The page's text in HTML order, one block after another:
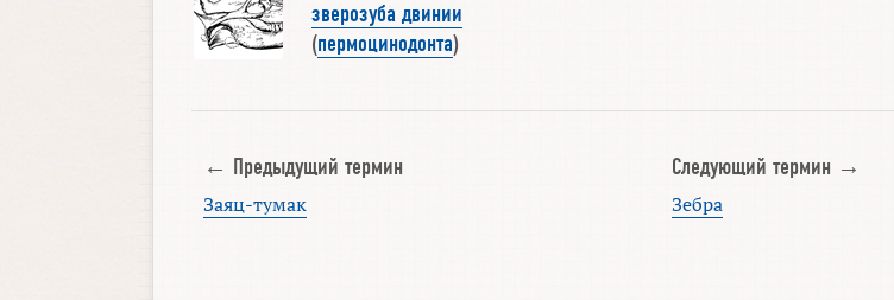
зверозуба двинии
(пермоцинодонта)
← Предыдущий термин
Заяц-тумак
Следующий термин →
Зебра